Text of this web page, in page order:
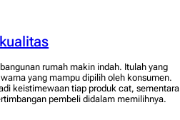
rumah makin indah. Itulah yang
yang mampu dipilih oleh konsumen.
keistimewaan tiap produk cat, sementara
pembeli didalam memilihnya.